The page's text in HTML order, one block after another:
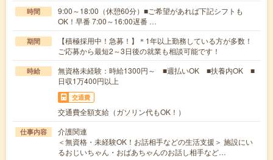
時間
9:00～18:00（休憩60分）■ご希望があれば下記シフトも
OK！早番 7:00～16:00遅番 …
期間
【積極採用中！急募！】＊1年以上勤務している方が多数！
ご応募から最短2～3日後の就業も相談可能です！
時給
無資格未経験：時給1300円～ ■週払いOK ■扶養内OK ■
日収1万400円以上
交通費
交通費全額支給（ガソリン代もOK！）
仕事内容
介護関連
＜無資格・未経験OK！お話相手などの生活支援＞ 施設にい
るおじいちゃん・おばあちゃんのお話し相手など…